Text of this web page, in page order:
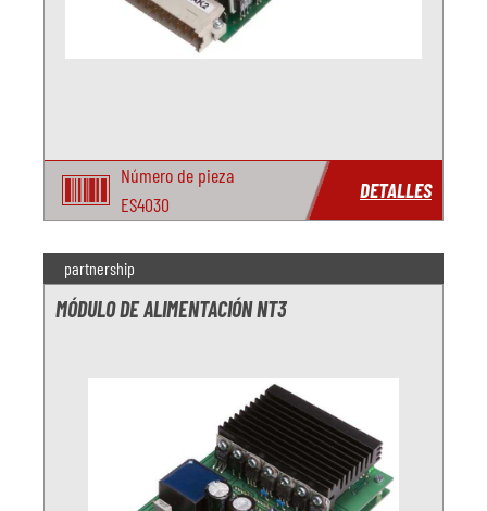
Número de pieza
ES4030
DETALLES
partnership
MÓDULO DE ALIMENTACIÓN NT3